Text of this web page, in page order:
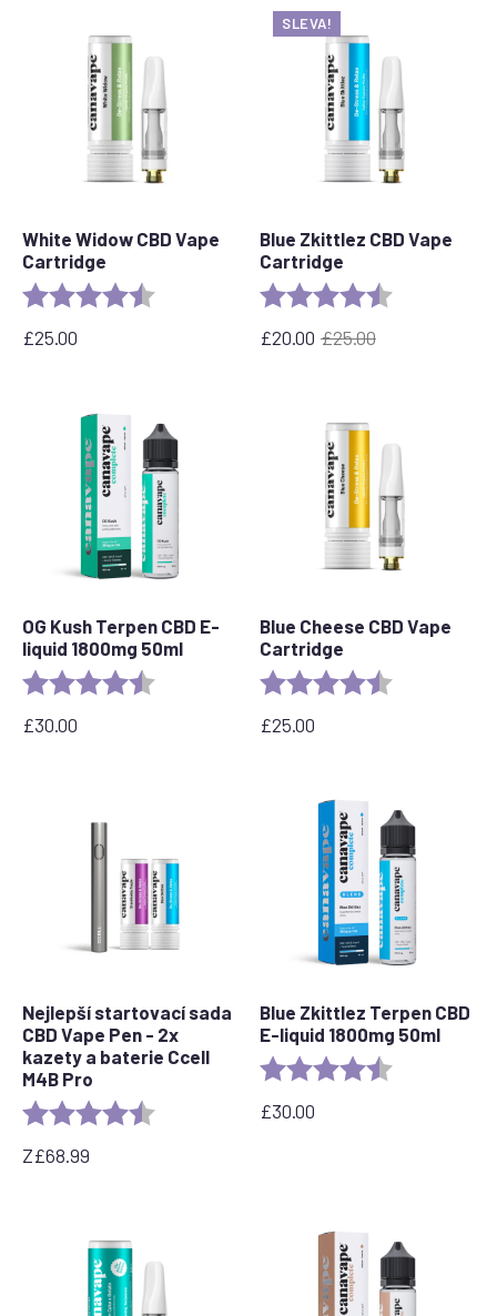
White Widow CBD Vape
Cartridge
Rating: 4.6 out of 5 stars
£25.00
SLEVA!
Blue Zkittlez CBD Vape
Cartridge
Rating:
£25.00
Původní
£20.00
Aktuální
OG Kush Terpen CBD E-
liquid 1800mg 50ml
Rating: 4.6 out of 5 stars
£30.00
Blue Cheese CBD Vape
Cartridge
Rating:
£25.00
Nejlepší startovací sada
CBD Vape Pen - 2x
kazety a baterie Ccell
M4B Pro
Rating: 4.7 out of 5 stars
Z£68.99
Blue Zkittlez Terpen CBD
E-liquid 1800mg 50ml
Rating:
£30.00